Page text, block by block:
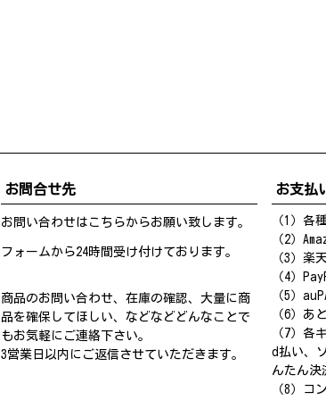
お問合せ先
お問い合わせは こちらからお願い致します。
フォームから24時間受け付けております。
商品のお問い合わせ、在庫の確認、大量に商
品を確保してほしい、などなどどんなことで
もお気軽にご連絡下さい。
3営業日以内にご返信させていただきます。
お支払
（1）各
（2）
（3）楽
（4）
（5）
（6）あ
（7）各
d払い、
んたん決
（8）コ